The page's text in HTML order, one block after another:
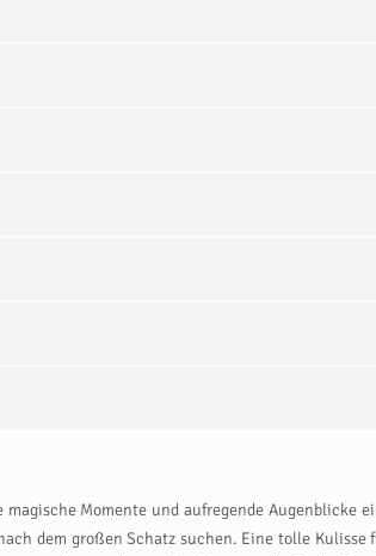
magische Momente und aufregende Augenblicke
dem großen Schatz suchen. Eine tolle Kulisse